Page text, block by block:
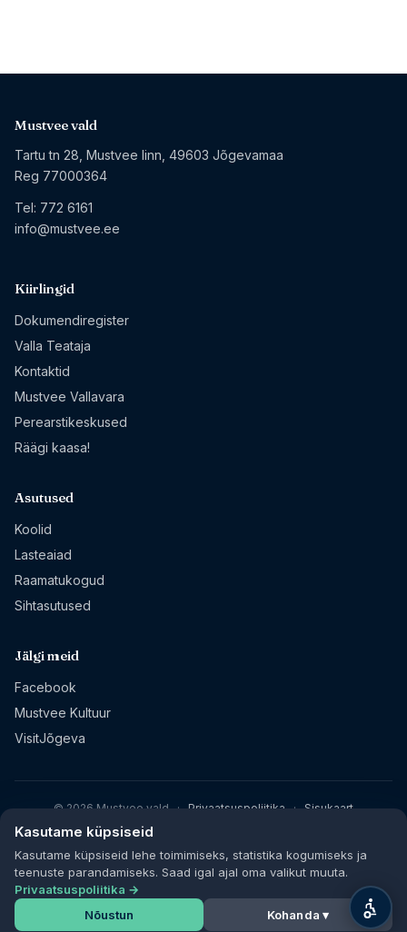
Mustvee vald
Tartu tn 28, Mustvee linn, 49603 Jõgevamaa
Reg 77000364
Tel: 772 6161
info@mustvee.ee
Kiirlingid
Dokumendiregister
Valla Teataja
Kontaktid
Mustvee Vallavara
Perearstikeskused
Räägi kaasa!
Asutused
Koolid
Lasteaiad
Raamatukogud
Sihtasutused
Jälgi meid
Facebook
Mustvee Kultuur
VisitJõgeva
© 2026 Mustvee vald · Privaatsuspoliitika · Sisukaart
Kasutame küpsiseid
Kasutame küpsiseid lehe toimimiseks, statistika kogumiseks ja
teenuste parandamiseks. Saad igal ajal oma valikut muuta.
Privaatsuspoliitika →
Nõustun
Kohanda ▾